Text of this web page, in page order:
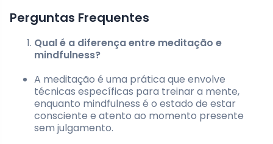
Perguntas Frequentes
Qual é a diferença entre meditação e
mindfulness?
A meditação é uma prática que envolve
técnicas específicas para treinar a mente,
enquanto mindfulness é o estado de estar
consciente e atento ao momento presente
sem julgamento.